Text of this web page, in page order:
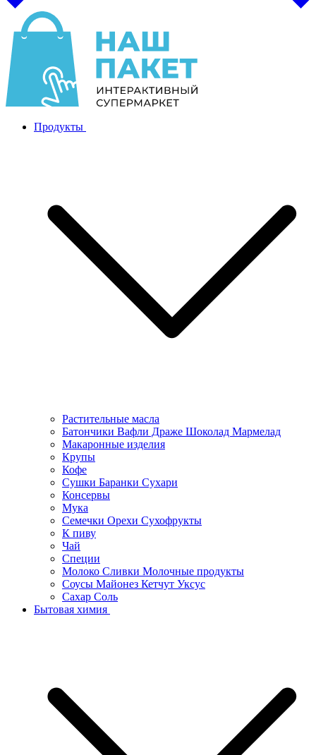
Продукты
Растительные масла
Батончики Вафли Драже Шоколад Мармелад
Макаронные изделия
Крупы
Кофе
Сушки Баранки Сухари
Консервы
Мука
Семечки Орехи Сухофрукты
К пиву
Чай
Специи
Молоко Сливки Молочные продукты
Соусы Майонез Кетчут Уксус
Сахар Соль
Бытовая химия